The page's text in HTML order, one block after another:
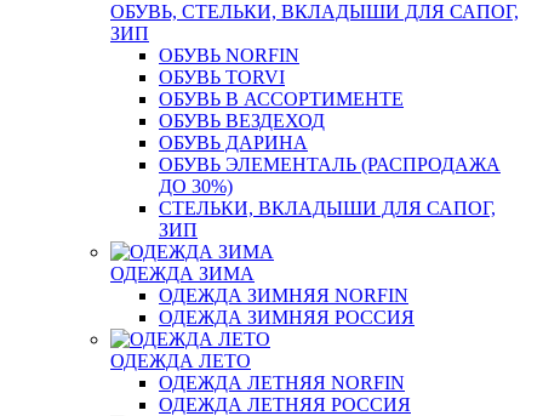
ОБУВЬ, СТЕЛЬКИ, ВКЛАДЫШИ ДЛЯ САПОГ,
ЗИП
ОБУВЬ NORFIN
ОБУВЬ TORVI
ОБУВЬ В АССОРТИМЕНТЕ
ОБУВЬ ВЕЗДЕХОД
ОБУВЬ ДАРИНА
ОБУВЬ ЭЛЕМЕНТАЛЬ (РАСПРОДАЖА
ДО 30%)
СТЕЛЬКИ, ВКЛАДЫШИ ДЛЯ САПОГ,
ЗИП
ОДЕЖДА ЗИМА
ОДЕЖДА ЗИМНЯЯ NORFIN
ОДЕЖДА ЗИМНЯЯ РОССИЯ
ОДЕЖДА ЛЕТО
ОДЕЖДА ЛЕТНЯЯ NORFIN
ОДЕЖДА ЛЕТНЯЯ РОССИЯ